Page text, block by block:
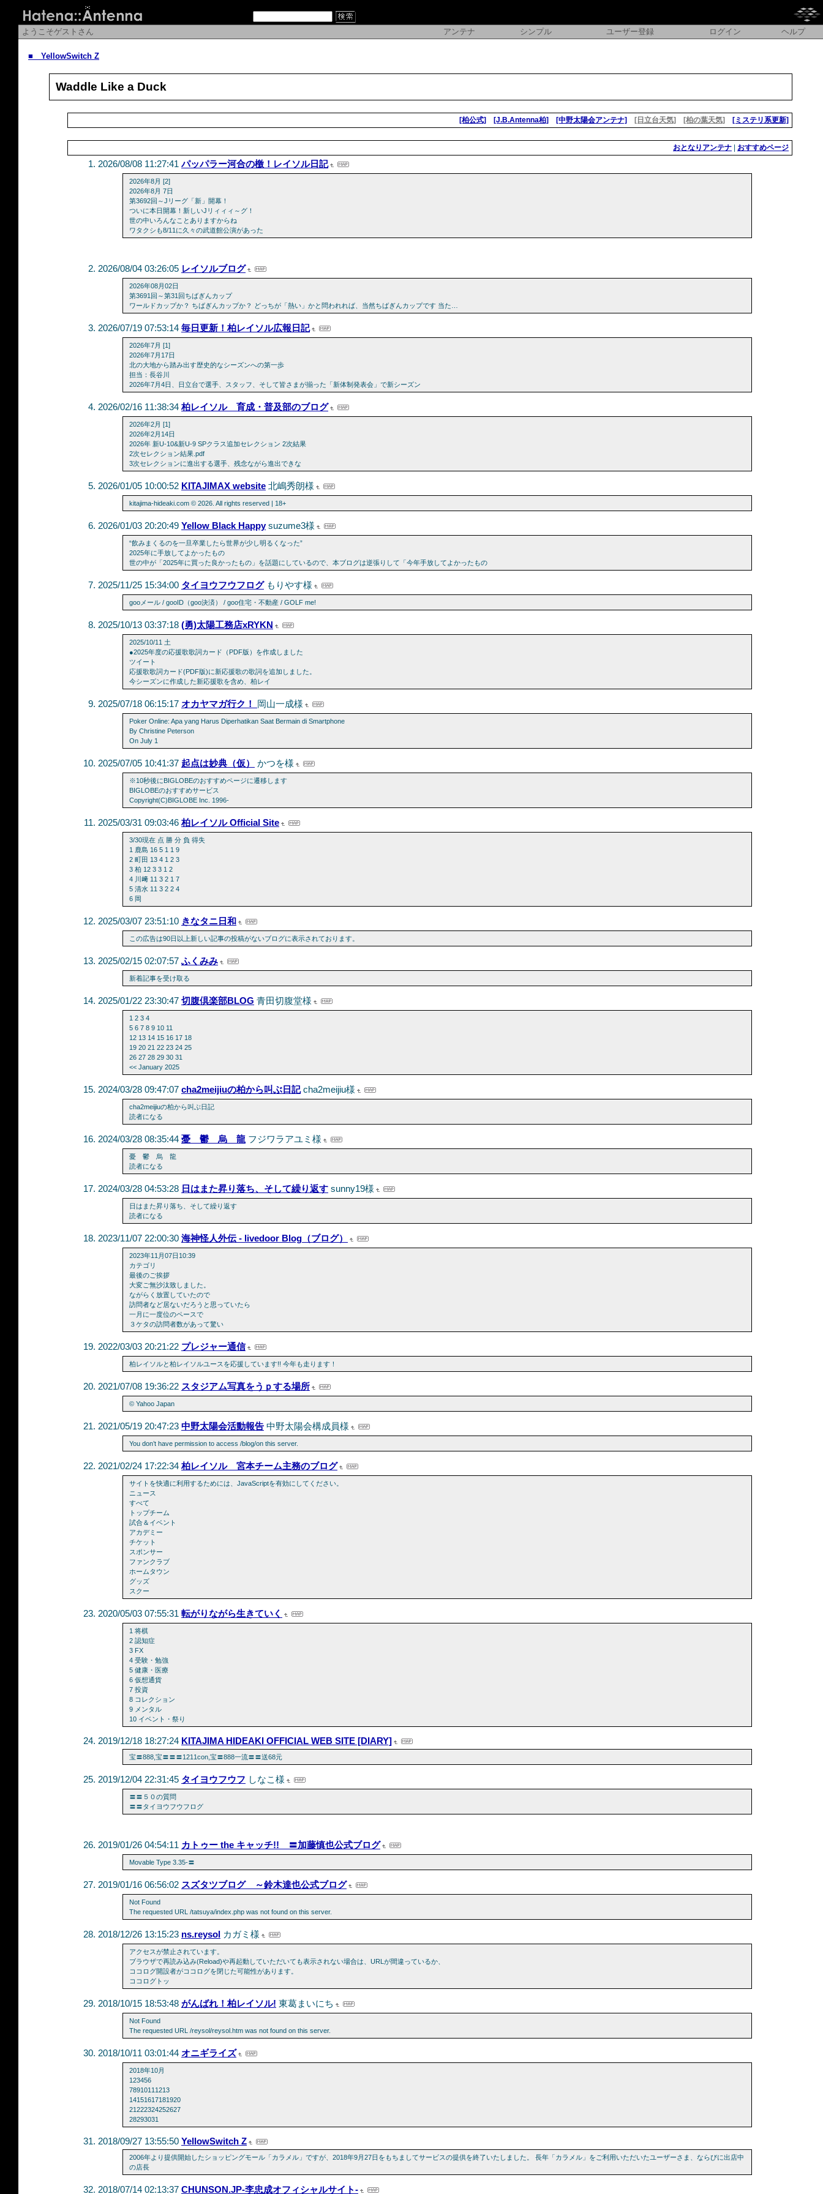
ようこそゲストさん アンテナ シンプル ユーザー登録 ログイン ヘルプ
■ YellowSwitch Z
Waddle Like a Duck
[柏公式] [J.B.Antenna柏] [中野太陽会アンテナ] [日立台天気] [柏の葉天気] [ミステリ系更新]
おとなりアンテナ おすすめページ
2026/08/08 11:27:41 パッパラー河合の檄！レイソル日記
2026年8月 [2]
2026年8月 7日
第3692回～Jリーグ「新」開幕！
ついに本日開幕！新しいJリィィィ～グ！
世の中いろんなことありますからね
ワタクシも8/11に久々の武道館公演があった
2026/08/04 03:26:05 レイソルブログ
2026年08月02日
第3691回～第31回ちばぎんカップ
ワールドカップか？ ちばぎんカップか？ どっちが「熱い」かと問われれば、当然ちばぎんカップです 当た…
2026/07/19 07:53:14 毎日更新！柏レイソル広報日記
2026年7月 [1]
2026年7月17日
北の大地から踏み出す歴史的なシーズンへの第一歩
担当：長谷川
2026年7月4日、日立台で選手、スタッフ、そして皆さまが揃った「新体制発表会」で新シーズン
2026/02/16 11:38:34 柏レイソル 育成・普及部のブログ
2026年2月 [1]
2026年2月14日
2026年 新U-10&新U-9 SPクラス追加セレクション 2次結果
2次セレクション結果.pdf
3次セレクションに進出する選手、残念ながら進出できな
2026/01/05 10:00:52 KITAJIMAX website 北嶋秀朗様
kitajima-hideaki.com © 2026. All rights reserved | 18+
2026/01/03 20:20:49 Yellow Black Happy suzume3様
“飲みまくるのを一旦卒業したら世界が少し明るくなった”
2025年に手放してよかったもの
世の中が「2025年に買った良かったもの」を話題にしているので、本ブログは逆張りして「今年手放してよかったもの
2025/11/25 15:34:00 タイヨウフウフログ もりやす様
gooメール / gooID（goo決済） / goo住宅・不動産 / GOLF me!
2025/10/13 03:37:18 (勇)太陽工務店xRYKN
2025/10/11 土
●2025年度の応援歌歌詞カード（PDF版）を作成しました
ツイート
応援歌歌詞カード(PDF版)に新応援歌の歌詞を追加しました。
今シーズンに作成した新応援歌を含め、柏レイ
2025/07/18 06:15:17 オカヤマガ行ク！ 岡山一成様
Poker Online: Apa yang Harus Diperhatikan Saat Bermain di Smartphone
By Christine Peterson
On July 1
2025/07/05 10:41:37 起点は妙典（仮） かつを様
※10秒後にBIGLOBEのおすすめページに遷移します
BIGLOBEのおすすめサービス
Copyright(C)BIGLOBE Inc. 1996-
2025/03/31 09:03:46 柏レイソル Official Site
3/30現在 点 勝 分 負 得失
1 鹿島 16 5 1 1 9
2 町田 13 4 1 2 3
3 柏 12 3 3 1 2
4 川﨑 11 3 2 1 7
5 清水 11 3 2 2 4
6 岡
2025/03/07 23:51:10 きなタニ日和
この広告は90日以上新しい記事の投稿がないブログに表示されております。
2025/02/15 02:07:57 ふくみみ
新着記事を受け取る
2025/01/22 23:30:47 切腹倶楽部BLOG 青田切腹堂様
1 2 3 4
5 6 7 8 9 10 11
12 13 14 15 16 17 18
19 20 21 22 23 24 25
26 27 28 29 30 31
<< January 2025
2024/03/28 09:47:07 cha2meijiuの柏から叫ぶ日記 cha2meijiu様
cha2meijiuの柏から叫ぶ日記
読者になる
2024/03/28 08:35:44 憂 鬱 烏 龍 フジワラアユミ様
憂 鬱 烏 龍
読者になる
2024/03/28 04:53:28 日はまた昇り落ち、そして繰り返す sunny19様
日はまた昇り落ち、そして繰り返す
読者になる
2023/11/07 22:00:30 海神怪人外伝 - livedoor Blog（ブログ）
2023年11月07日10:39
カテゴリ
最後のご挨拶
大変ご無沙汰致しました。
ながらく放置していたので
訪問者など居ないだろうと思っていたら
一月に一度位のペースで
３ケタの訪問者数があって驚い
2022/03/03 20:21:22 プレジャー通信
柏レイソルと柏レイソルユースを応援しています!! 今年も走ります！
2021/07/08 19:36:22 スタジアム写真をうｐする場所
© Yahoo Japan
2021/05/19 20:47:23 中野太陽会活動報告 中野太陽会構成員様
You don’t have permission to access /blog/on this server.
2021/02/24 17:22:34 柏レイソル 宮本チーム主務のブログ
サイトを快適に利用するためには、JavaScriptを有効にしてください。
ニュース
すべて
トップチーム
試合＆イベント
アカデミー
チケット
スポンサー
ファンクラブ
ホームタウン
グッズ
スクー
2020/05/03 07:55:31 転がりながら生きていく
1 将棋
2 認知症
3 FX
4 受験・勉強
5 健康・医療
6 仮想通貨
7 投資
8 コレクション
9 メンタル
10 イベント・祭り
2019/12/18 18:27:24 KITAJIMA HIDEAKI OFFICIAL WEB SITE [DIARY]
宝〓888,宝〓〓〓1211con,宝〓888一流〓〓送68元
2019/12/04 22:31:45 タイヨウフウフ しなこ様
〓〓５０の質問
〓〓タイヨウフウフログ
2019/01/26 04:54:11 カトゥー the キャッチ!! 〓加藤慎也公式ブログ
Movable Type 3.35-〓
2019/01/16 06:56:02 スズタツブログ ～鈴木達也公式ブログ
Not Found
The requested URL /tatsuya/index.php was not found on this server.
2018/12/26 13:15:23 ns.reysol カガミ様
アクセスが禁止されています。
ブラウザで再読み込み(Reload)や再起動していただいても表示されない場合は、URLが間違っているか、
ココログ開設者がココログを閉じた可能性があります。
ココログトッ
2018/10/15 18:53:48 がんばれ！柏レイソル! 東葛まいにち
Not Found
The requested URL /reysol/reysol.htm was not found on this server.
2018/10/11 03:01:44 オニギライズ
2018年10月
123456
78910111213
14151617181920
21222324252627
28293031
2018/09/27 13:55:50 YellowSwitch Z
2006年より提供開始したショッピングモール「カラメル」ですが、2018年9月27日をもちましてサービスの提供を終了いたしました。 長年「カラメル」をご利用いただいたユーザーさま、ならびに出店中
の店長
2018/07/14 02:13:37 CHUNSON.JP-李忠成オフィシャルサイト-